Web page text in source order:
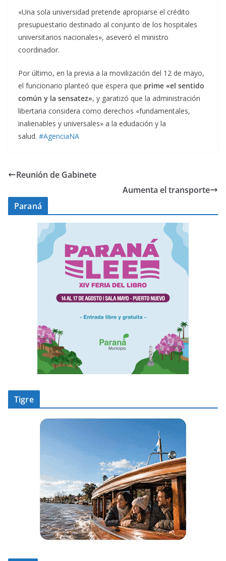
«Una sola universidad pretende apropiarse el crédito
presupuestario destinado al conjunto de los hospitales
universitarios nacionales», aseveró el ministro
coordinador.
Por último, en la previa a la movilización del 12 de mayo,
el funcionario planteó que espera que prime «el sentido
común y la sensatez», y garatizó que la administración
libertaria considera como derechos «fundamentales,
inalienables y universales» a la edudación y la
salud. #AgenciaNA
Reunión de Gabinete
Aumenta el transporte
Paraná
Tigre